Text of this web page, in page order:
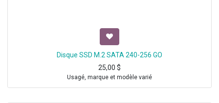
Disque SSD M.2 SATA 240-256 GO
25,00 $
Usagé, marque et modèle varié